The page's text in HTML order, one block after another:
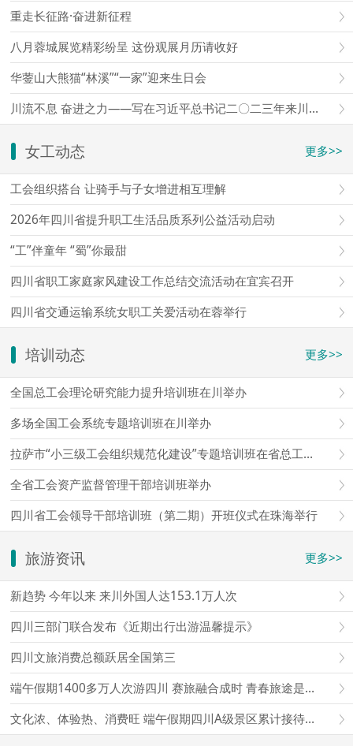
重走长征路·奋进新征程
八月蓉城展览精彩纷呈 这份观展月历请收好
华蓥山大熊猫“林溪”“一家”迎来生日会
川流不息 奋进之力——写在习近平总书记二〇二三年来川视察三周年之际
女工动态 更多>>
工会组织搭台 让骑手与子女增进相互理解
2026年四川省提升职工生活品质系列公益活动启动
“工”伴童年 “蜀”你最甜
四川省职工家庭家风建设工作总结交流活动在宜宾召开
四川省交通运输系统女职工关爱活动在蓉举行
培训动态 更多>>
全国总工会理论研究能力提升培训班在川举办
多场全国工会系统专题培训班在川举办
拉萨市“小三级工会组织规范化建设”专题培训班在省总工会成都工人疗养院举办
全省工会资产监督管理干部培训班举办
四川省工会领导干部培训班（第二期）开班仪式在珠海举行
旅游资讯 更多>>
新趋势 今年以来 来川外国人达153.1万人次
四川三部门联合发布《近期出行出游温馨提示》
四川文旅消费总额跃居全国第三
端午假期1400多万人次游四川 赛旅融合成时 青春旅途是亮点
文化浓、体验热、消费旺 端午假期四川A级景区累计接待游客超1497万人次